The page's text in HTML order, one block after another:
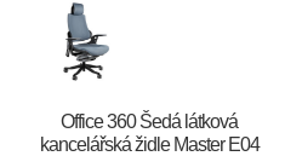
Office 360 Šedá látková
kancelářská židle Master E04